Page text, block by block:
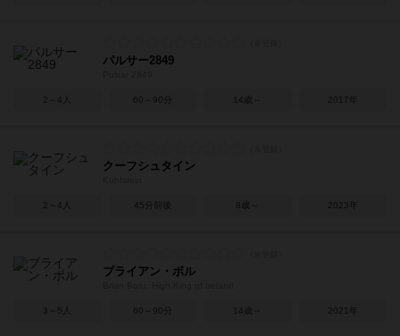
パルサー2849
2～4人 60～90分 14歳～ 2017年
クーフシュタイン
2～4人 45分前後 8歳～ 2023年
ブライアン・ボル
3～5人 60～90分 14歳～ 2021年